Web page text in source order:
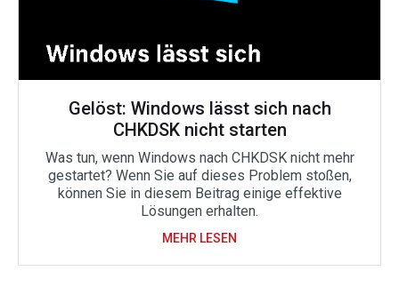
Gelöst: Windows lässt sich nach
CHKDSK nicht starten
Was tun, wenn Windows nach CHKDSK nicht mehr
gestartet? Wenn Sie auf dieses Problem stoßen,
können Sie in diesem Beitrag einige effektive
Lösungen erhalten.
MEHR LESEN